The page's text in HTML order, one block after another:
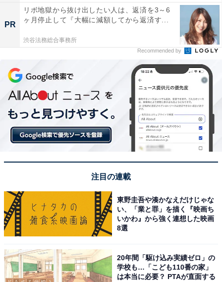
PR
リボ地獄から抜け出したい人は、返済を3～6
ヶ月停止して『大幅に減額してから返済す...
渋谷法務総合事務所
Recommended by
注目の連載
東野圭吾や湊かなえだけじゃな
い、「業と罪」を描く『映画ち
いかわ』から強く連想した映画
8選
20年間「駆け込み実績ゼロ」の
学校も…「こども110番の家」
は本当に必要？ PTAが直面する